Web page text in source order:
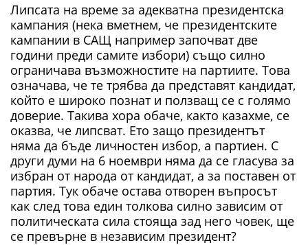
Липсата на време за адекватна президентска
кампания (нека вметнем, че президентските
кампании в САЩ например започват две
години преди самите избори) също силно
ограничава възможностите на партиите. Това
означава, че те трябва да представят кандидат,
който е широко познат и ползващ се с голямо
доверие. Такива хора обаче, както казахме, се
оказва, че липсват. Ето защо президентът
няма да бъде личностен избор, а партиен. С
други думи на 6 ноември няма да се гласува за
избран от народа от кандидат, а за поставен от
партия. Тук обаче остава отворен въпросът
как след това един толкова силно зависим от
политическата сила стояща зад него човек, ще
се превърне в независим президент?